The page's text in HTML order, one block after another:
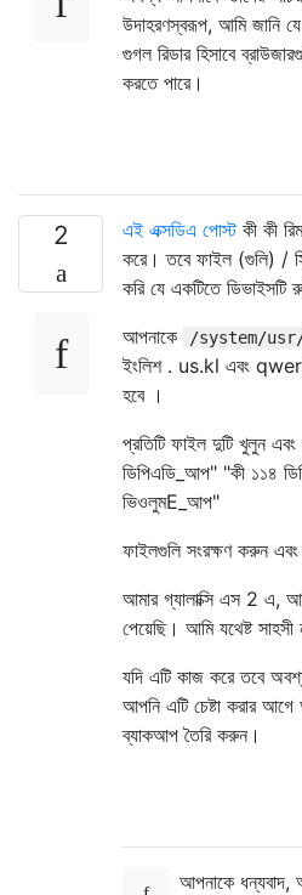
উদাহরণস্বরূপ, আমি জানি যে
গুগল রিডার হিসাবে
করতে পারে।
2 এই এক্সডিএ পোস্টকী কী
করে। তবে ফাইল (গুলি) /
করি যে একটিতে ডিভাইসটি
আপনাকে
/system/
ইংলিশ . us.kl এবং
হবে ।
প্রতিটি ফাইল দুটি খুলুন
ডিপিএডি_আপ" "কী ১১৪
ভিওলুমE_আপ"
ফাইলগুলি সংরক্ষণ করুন
আমার গ্যালাক্সি এস 2 এ,
পেয়েছি। আমি যথেষ্ট
যদি এটি কাজ করে তবে
আপনি এটি চেষ্টা করার আগে
ব্যাকআপ তৈরি করুন।
আপনাকে ধন্যবাদ,